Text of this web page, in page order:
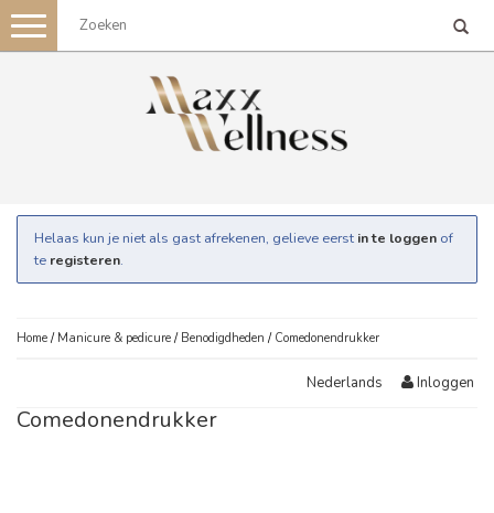
Toggle
navigation
Helaas kun je niet als gast afrekenen, gelieve eerst in te loggen of
te registeren.
Home / Manicure & pedicure / Benodigdheden / Comedonendrukker
Nederlands Inloggen
Comedonendrukker